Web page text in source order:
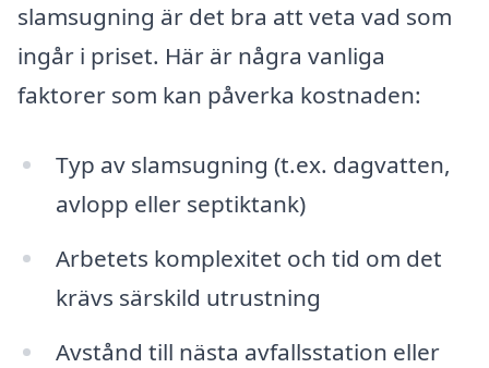
slamsugning är det bra att veta vad som
ingår i priset. Här är några vanliga
faktorer som kan påverka kostnaden:
Typ av slamsugning (t.ex. dagvatten,
avlopp eller septiktank)
Arbetets komplexitet och tid om det
krävs särskild utrustning
Avstånd till nästa avfallsstation eller